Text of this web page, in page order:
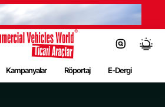
Kampanyalar Röportaj E-Dergi